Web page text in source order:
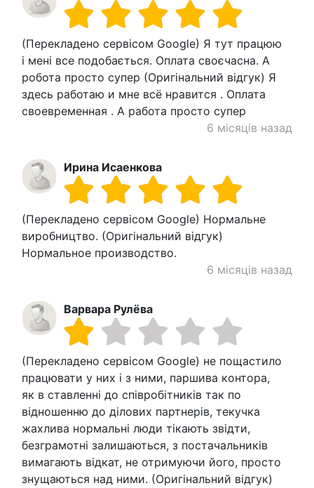
(Перекладено сервісом Google) Я тут працюю
і мені все подобається. Оплата своєчасна. А
робота просто супер (Оригінальний відгук) Я
здесь работаю и мне всё нравится . Оплата
своевременная . А работа просто супер
6 місяців назад
Ирина Исаенкова
(Перекладено сервісом Google) Нормальне
виробництво. (Оригінальний відгук)
Нормальное производство.
6 місяців назад
Варвара Рулёва
(Перекладено сервісом Google) не пощастило
працювати у них і з ними, паршива контора,
як в ставленні до співробітників так по
відношенню до ділових партнерів, текучка
жахлива нормальні люди тікають звідти,
безграмотні залишаються, з постачальників
вимагають відкат, не отримуючи його, просто
знущаються над ними. (Оригінальний відгук)